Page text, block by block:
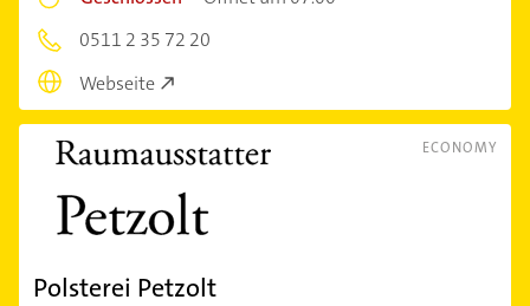
0511 2 35 72 20
Webseite
ECONOMY
Polsterei Petzolt